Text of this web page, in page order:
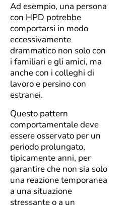
Ad esempio, una persona
con HPD potrebbe
comportarsi in modo
eccessivamente
drammatico non solo con
i familiari e gli amici, ma
anche con i colleghi di
lavoro e persino con
estranei.
Questo pattern
comportamentale deve
essere osservato per un
periodo prolungato,
tipicamente anni, per
garantire che non sia solo
una reazione temporanea
a una situazione
stressante o a un